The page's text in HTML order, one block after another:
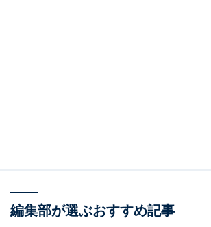
としても活躍。2006年の映画『硫黄島
ハリウッドデビューを果たしています。
編集部が選ぶおすすめ記事